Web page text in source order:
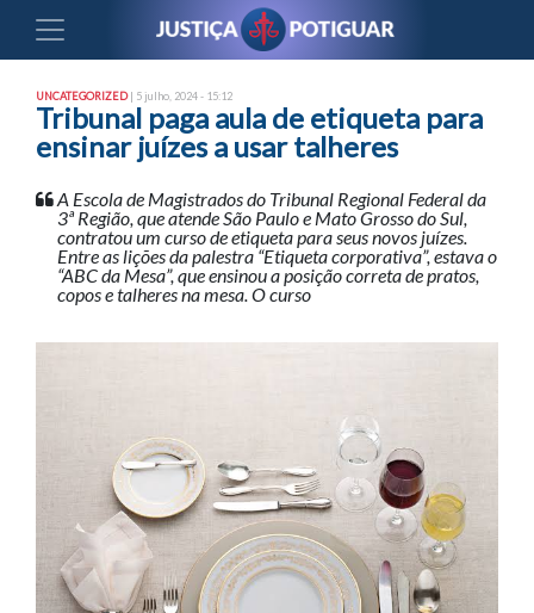
UNCATEGORIZED| 5 julho, 2024 - 15:12
Tribunal paga aula de etiqueta para
ensinar juízes a usar talheres
A Escola de Magistrados do Tribunal Regional Federal da
3ª Região, que atende São Paulo e Mato Grosso do Sul,
contratou um curso de etiqueta para seus novos juízes.
Entre as lições da palestra “Etiqueta corporativa”, estava o
“ABC da Mesa”, que ensinou a posição correta de pratos,
copos e talheres na mesa. O curso